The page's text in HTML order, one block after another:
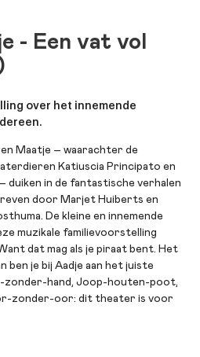
- Een vat vol
over het innemende
Maatje – waarachter de
Katiuscia Principato en
duiken in de fantastische verhalen
door Marjet Huiberts en
De kleine en innemende
muzikale familievoorstelling
dat mag als je piraat bent. Het
ben je bij Aadje aan het juiste
zonder-hand, Joop-houten-poot,
zonder-oor: dit theater is voor